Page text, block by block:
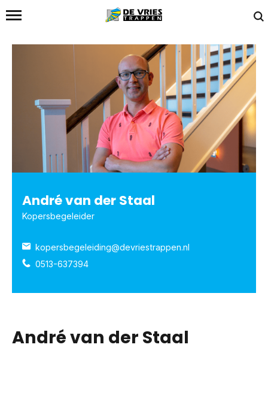
André van der Staal
André van der Staal
Kopersbegeleider
kopersbegeleiding@devriestrappen.nl
0513-637394
André van der Staal